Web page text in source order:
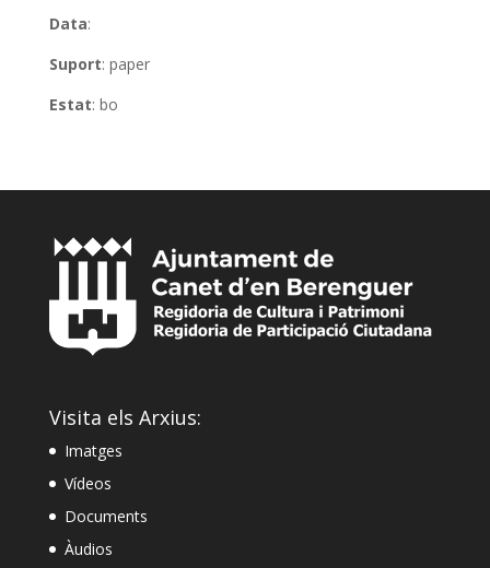
Data:
Suport: paper
Estat: bo
Visita els Arxius:
Imatges
Vídeos
Documents
Àudios